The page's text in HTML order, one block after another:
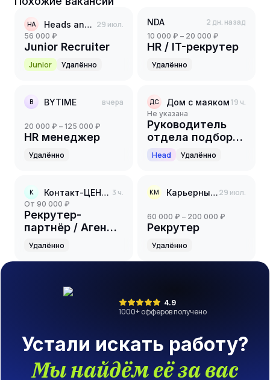
HA Heads and Hearts 29 июл.
56 000 ₽
Junior Recruiter
Junior Удалённо
NDA 2 дн. назад
10 000 ₽ – 20 000 ₽
HR / IT-рекрутер
Удалённо
B BYTIME вчера
20 000 ₽ – 125 000 ₽
HR менеджер
Удалённо
ДС Дом с маяком19 ч.
Не указана
Руководитель
отдела подбора
персонала
Head Удалённо
К Контакт-ЦЕНТР 3 ч.
от 90 000 ₽
Рекрутер-
партнёр / Агент
по подбору
персонала
Удалённо
КМ Карьерный менеджер29 июл.
60 000 ₽ – 200 000 ₽
Рекрутер
Удалённо
4.9
1000+ офферов получено
Устали искать работу?
Мы найдём её за вас